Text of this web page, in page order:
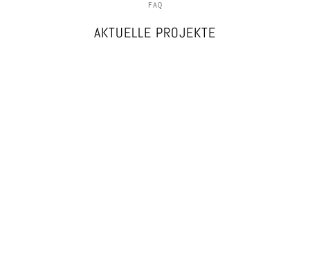
FAQ
AKTUELLE PROJEKTE